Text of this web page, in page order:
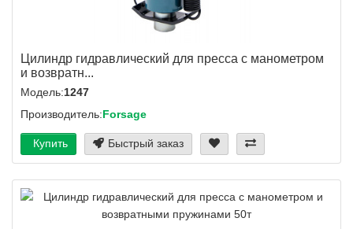
Цилиндр гидравлический для пресса с манометром
и возвратн...
Модель:1247
Производитель:Forsage
Купить Быстрый заказ